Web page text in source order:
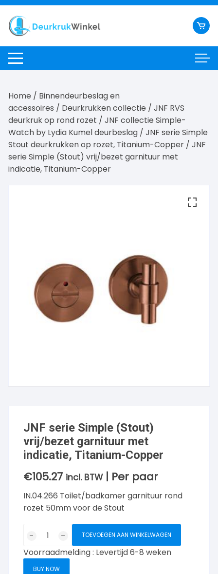
Ga
naar
inhoud
Home / Binnendeurbeslag en
accessoires / Deurkrukken collectie /JNF RVS
deurkruk op rond rozet /JNF collectie Simple-
Watch by Lydia Kumel deurbeslag /JNF serie Simple
Stout deurkrukken op rozet, Titanium-Copper / JNF
serie Simple (Stout) vrij/bezet garnituur met
indicatie, Titanium-Copper
JNF serie Simple (Stout)
vrij/bezet garnituur met
indicatie, Titanium-Copper
€105.27 incl. BTW | Per paar
IN.04.266 Toilet/badkamer garnituur rond
rozet 50mm voor de Stout
Simple
(Stout)
TOEVOEGEN AAN WINKELWAGEN
Voorraadmelding : Levertijd 6-8 weken
BUY NOW